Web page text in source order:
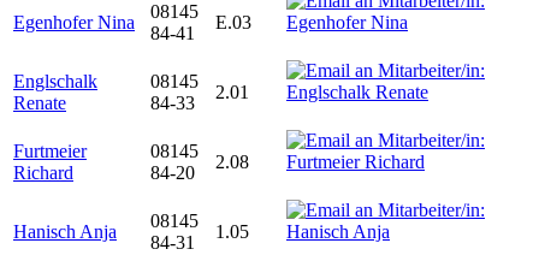
Egenhofer Nina
08145
84-41
E.03
Englschalk
Renate
08145
84-33
2.01
Furtmeier
Richard
08145
84-20
2.08
Hanisch Anja
08145
84-31
1.05